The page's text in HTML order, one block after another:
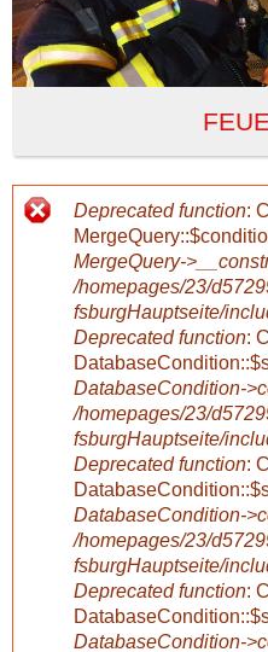
F
e
h
l
e
r
m
e
Deprecated function:
MergeQuery-
/homepages/23/
fsburgHauptseite/
Deprecated function:
DatabaseCondition-
/homepages/23/
fsburgHauptseite/
Deprecated function:
DatabaseCondition-
/homepages/23/
fsburgHauptseite/
Deprecated function:
DatabaseCondition-